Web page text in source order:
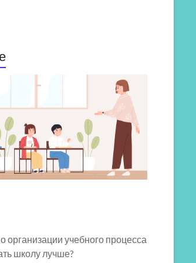
организации учебного процесса
школу лучше?